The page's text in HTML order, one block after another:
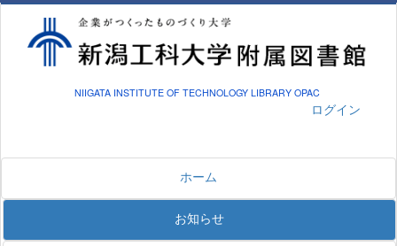
NIIGATA INSTITUTE OF TECHNOLOGY LIBRARY OPAC
ログイン
ホーム
お知らせ